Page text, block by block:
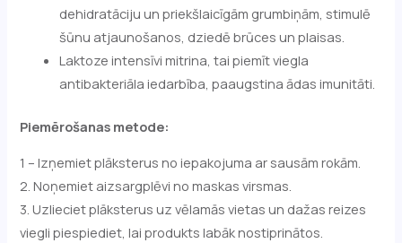
dehidratāciju un priekšlaicīgām grumbiņām, stimulē
šūnu atjaunošanos, dziedē brūces un plaisas.
Laktoze intensīvi mitrina, tai piemīt viegla
antibakteriāla iedarbība, paaugstina ādas imunitāti.
Piemērošanas metode:
1 – Izņemiet plāksterus no iepakojuma ar sausām rokām.
2. Noņemiet aizsargplēvi no maskas virsmas.
3. Uzlieciet plāksterus uz vēlamās vietas un dažas reizes
viegli piespiediet, lai produkts labāk nostiprinātos.